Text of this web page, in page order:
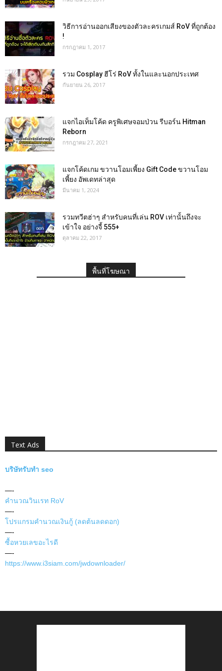
วิธีการอ่านออกเสียงของตัวละครเกมส์ RoV ที่ถูกต้อง
!
กรกฎาคม 1, 2017
รวม Cosplay ฮีโร่ RoV ทั้งในและนอกประเทศ
กันยายน 26, 2017
แจกไอเท็มโค้ด ครูพิเศษจอมป่วน รีบอร์น Hitman
Reborn
กรกฎาคม 27, 2021
แจกโค้ดเกม ขวานโอมเพี้ยง Gift Code ขวานโอม
เพี้ยง อัพเดทล่าสุด
มีนาคม 1, 2024
รวมทวีตฮ่าๆ สำหรับคนที่เล่น ROV เท่านั้นถึงจะ
เข้าใจ อย่างจี้ 555+
ตุลาคม 22, 2017
พื้นที่โฆษณา
Text Ads
บริษัทรับทำ seo
—-
คำนวณวินเรท RoV
—-
โปรแกรมคำนวณเงินกู้ (ลดต้นลดดอก)
—-
ซื้อหวยเลขอะไรดี
—-
https://www.i3siam.com/jwdownloader/